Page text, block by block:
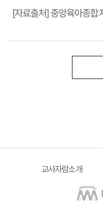
[자료출처] 중앙육아종합
교사자람소개